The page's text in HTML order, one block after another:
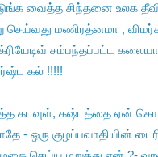
வைத்த சிந்தனை உலக
மணிரத்னமா ,
சம்பந்தப்பட்ட
கல் !!!!!
கடவுள், கஷ்டத்தை ஏன்
- ஒரு குழப்பவாதியின் டைரி